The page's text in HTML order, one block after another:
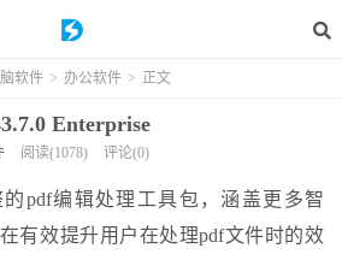
软件 > 办公软件 > 正文
Enterprise
阅读(1078) 评论(0)
的pdf编辑处理工具包，涵盖更多智
有效提升用户在处理pdf文件时的效